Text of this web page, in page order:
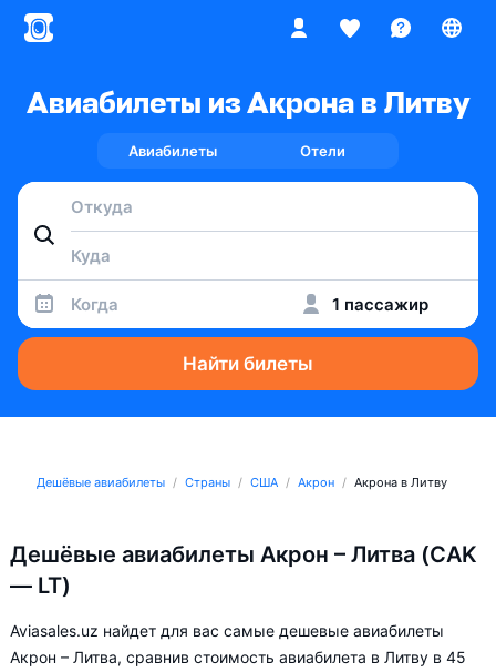
Авиабилеты из Акрона в Литву
Авиабилеты Отели
Когда 1 пассажир
Найти билеты
Дешёвые авиабилеты Страны США Акрон Акрона в Литву
Дешёвые авиабилеты Акрон – Литва (CAK
— LT)
Aviasales.uz найдет для вас самые дешевые авиабилеты
Акрон – Литва, сравнив стоимость авиабилета в Литву в 45